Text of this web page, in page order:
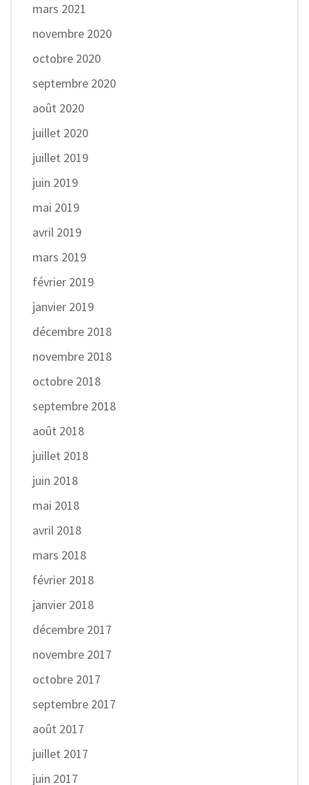
mars 2021
novembre 2020
octobre 2020
septembre 2020
août 2020
juillet 2020
juillet 2019
juin 2019
mai 2019
avril 2019
mars 2019
février 2019
janvier 2019
décembre 2018
novembre 2018
octobre 2018
septembre 2018
août 2018
juillet 2018
juin 2018
mai 2018
avril 2018
mars 2018
février 2018
janvier 2018
décembre 2017
novembre 2017
octobre 2017
septembre 2017
août 2017
juillet 2017
juin 2017